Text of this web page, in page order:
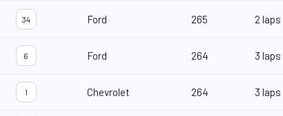
34 Ford 265 2 laps
6 Ford 264 3 laps
1 Chevrolet 264 3 laps